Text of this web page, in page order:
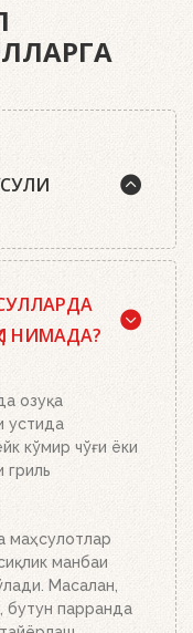
олдириш
олдириш
панжараси
қўйинг ва
билан
қўйинг.
йўқ. Ёқилғи,
кўмир қизил
тўкинг.
НИМАДА?
озуқа
устида
кўмир чўғи ёки
гриль
маҳсулотлар
манбаи
Масалан,
бутун парранда